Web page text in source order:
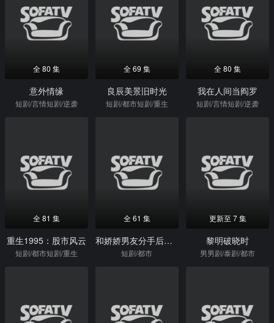
全 80 集
意外情缘
短剧/言情短剧/逆袭
全 69 集
良辰美景旧时光
短剧/都市短剧/重生
全 80 集
我在人间当阎罗
短剧/言情短剧/逆袭
全 81 集
重生1995：股市风云
短剧/都市短剧/重生
全 61 集
和娇娇男友分手后，忘记关亲密付了
短剧/都市
更新至 7 集
黎明破晓时
男男剧/泰剧/都市